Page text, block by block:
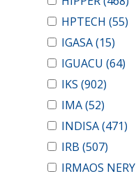
HPTECH (55)
IGASA(15)
IGUACU (64)
IKS (902)
IMA(52)
INDISA(471)
IRB (507)
IRMAOS NERY